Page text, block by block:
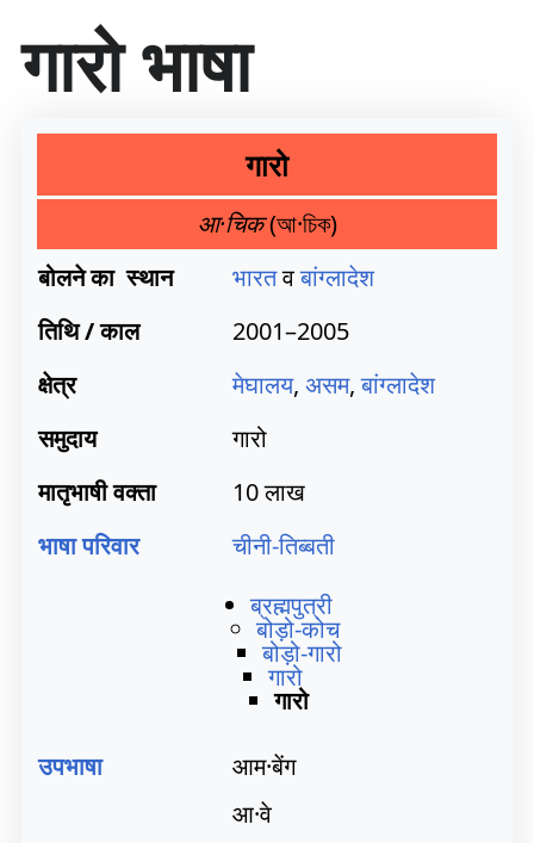
म
ग्री
गारो भाषा
गारो
आ·चिक(আ·চিক)
बोलने का स्थान
भारतवबांग्लादेश
तिथि / काल
2001–2005
क्षेत्र
मेघालय, असम,बांग्लादेश
समुदाय
गारो
मातृभाषी वक्ता
10 लाख
भाषा परिवार
चीनी-तिब्बती
ब्रह्मपुत्री
बोड़ो-कोच
बोड़ो-गारो
गारो
गारो
उपभाषा
आम·बेंग
आ·वे